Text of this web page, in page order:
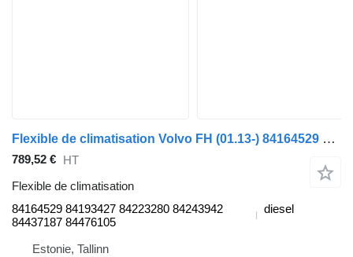
Flexible de climatisation Volvo FH (01.13-) 84164529 pour tracteur routier Volvo FH, FM, FMX-4 series (2013-)
789,52 € HT
Flexible de climatisation
84164529 84193427 84223280 84243942
84437187 84476105
diesel
Estonie, Tallinn